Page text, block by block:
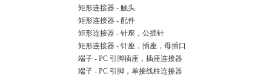
矩形连接器 - 触头
矩形连接器 - 配件
矩形连接器 - 针座，公插针
矩形连接器 - 针座，插座，母插口
端子 - PC 引脚插座，插座连接器
端子 - PC 引脚，单接线柱连接器